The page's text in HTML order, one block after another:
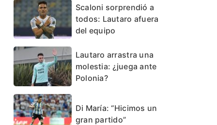
Scaloni sorprendió a
todos: Lautaro afuera
del equipo
Lautaro arrastra una
molestia: ¿juega ante
Polonia?
Di María: “Hicimos un
gran partido”